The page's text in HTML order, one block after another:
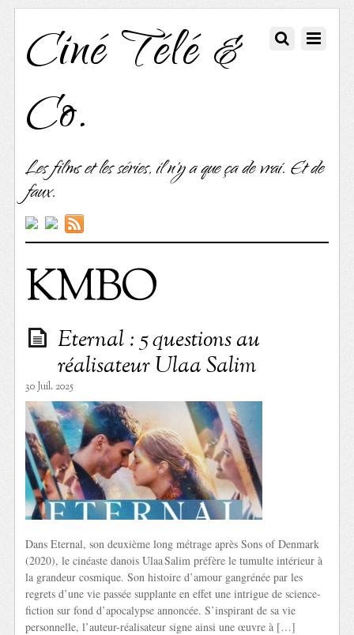
Ciné Télé &
Co.
Les films et les séries, il n'y a que ça de vrai. Et de
faux.
KMBO
Eternal : 5 questions au
réalisateur Ulaa Salim
30 Juil. 2025
Dans Eternal, son deuxième long métrage après Sons of Denmark
(2020), le cinéaste danois Ulaa Salim préfère le tumulte intérieur à
la grandeur cosmique. Son histoire d’amour gangrénée par les
regrets d’une vie passée supplante en effet une intrigue de science-
fiction sur fond d’apocalypse annoncée. S’inspirant de sa vie
personnelle, l’auteur-réalisateur signe ainsi une œuvre à […]